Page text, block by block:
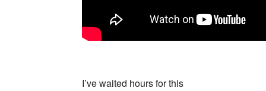
I’ve waited hours for this